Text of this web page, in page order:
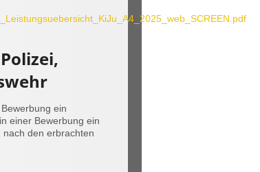
ein
einer Bewerbung ein
nach den erbrachten